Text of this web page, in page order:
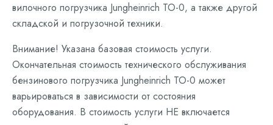
вилочного погрузчика Jungheinrich ТО-0, а также другой
складской и погрузочной техники.
Внимание! Указана базовая стоимость услуги.
Окончательная стоимость технического обслуживания
бензинового погрузчика Jungheinrich ТО-0 может
варьироваться в зависимости от состояния
оборудования. В стоимость услуги НЕ включается